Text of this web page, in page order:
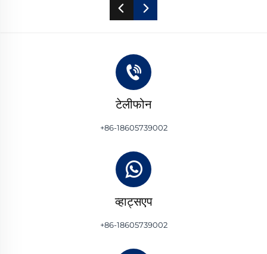
टेलीफोन
+86-18605739002
व्हाट्सएप
+86-18605739002